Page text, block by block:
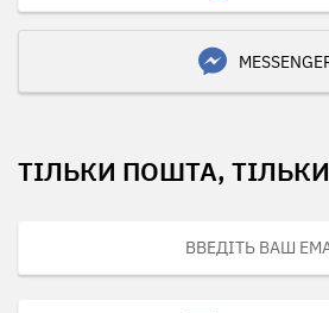
ТІЛЬКИ ПОШТА,